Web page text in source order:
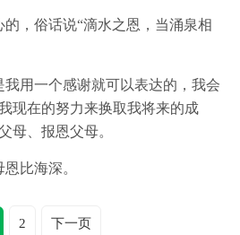
的，俗话说“滴水之恩，当涌泉相
我用一个感谢就可以表达的，我会
现在的努力来换取我将来的成
母、报恩父母。
比海深。
2 下一页